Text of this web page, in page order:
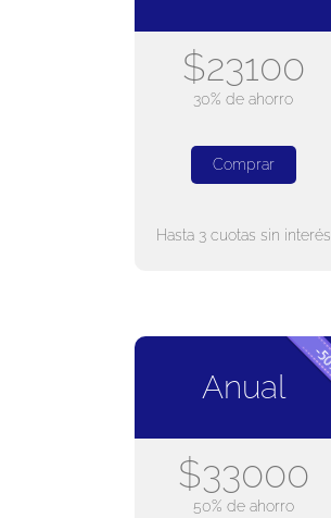
$23100
30% de ahorro
Comprar
Hasta 3 cuotas sin interés
Anual
$33000
50% de ahorro